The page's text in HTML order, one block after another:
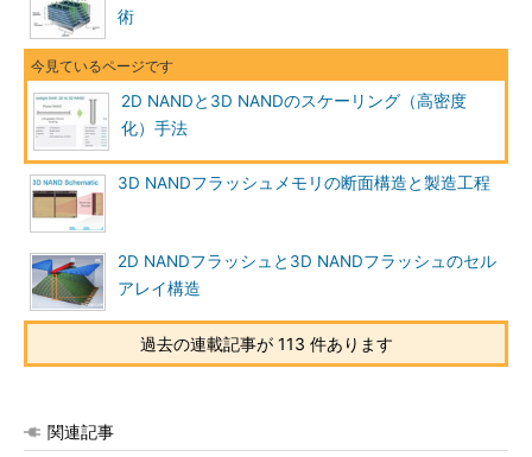
術
2D NANDと3D NANDのスケーリング（高密度
化）手法
3D NANDフラッシュメモリの断面構造と製造工程
2D NANDフラッシュと3D NANDフラッシュのセル
アレイ構造
過去の連載記事が 113 件あります
関連記事